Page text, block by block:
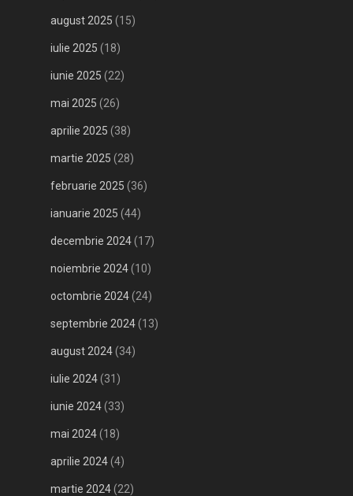
august 2025 (15)
iulie 2025 (18)
iunie 2025 (22)
mai 2025 (26)
aprilie 2025 (38)
martie 2025 (28)
februarie 2025 (36)
ianuarie 2025 (44)
decembrie 2024(17)
noiembrie 2024(10)
octombrie 2024(24)
septembrie 2024(13)
august 2024(34)
iulie 2024(31)
iunie 2024(33)
mai 2024(18)
aprilie 2024(4)
martie 2024(22)